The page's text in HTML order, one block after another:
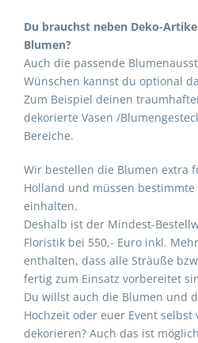
Du brauchst neben Deko-
Blumen?
Auch die passende
Wünschen kannst du optional
Zum Beispiel deinen
dekorierte Vasen /
Bereiche.
Wir bestellen die Blumen extra
Holland und müssen
einhalten.
Deshalb ist der Mindest-
Floristik bei 550,- Euro inkl.
enthalten, dass alle Sträuße
fertig zum Einsatz vorbereitet
Du willst auch die Blumen und
Hochzeit oder euer Event
dekorieren? Auch das ist